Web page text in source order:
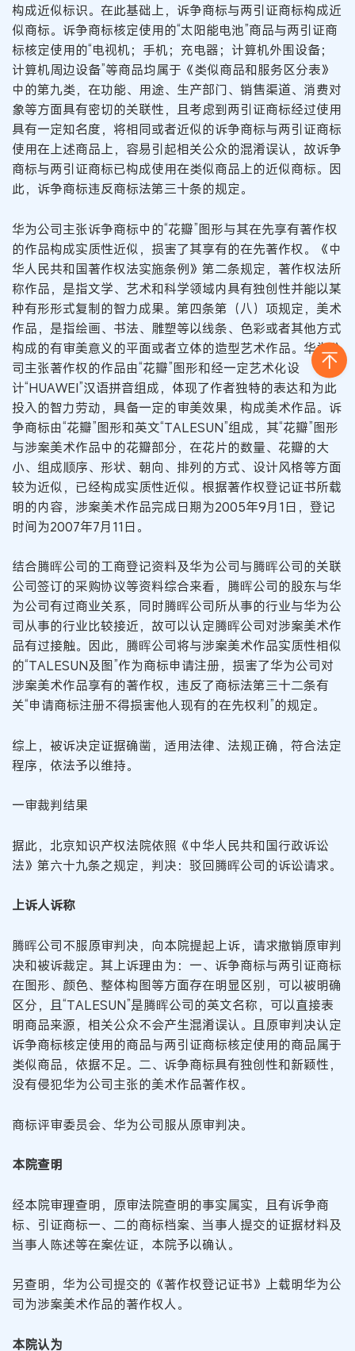
构成近似标识。在此基础上，诉争商标与两引证商标构成近
似商标。诉争商标核定使用的“太阳能电池”商品与两引证商
标核定使用的“电视机；手机；充电器；计算机外围设备；
计算机周边设备”等商品均属于《类似商品和服务区分表》
中的第九类，在功能、用途、生产部门、销售渠道、消费对
象等方面具有密切的关联性，且考虑到两引证商标经过使用
具有一定知名度，将相同或者近似的诉争商标与两引证商标
使用在上述商品上，容易引起相关公众的混淆误认，故诉争
商标与两引证商标已构成使用在类似商品上的近似商标。因
此，诉争商标违反商标法第三十条的规定。
华为公司主张诉争商标中的“花瓣”图形与其在先享有著作权
的作品构成实质性近似，损害了其享有的在先著作权。《中
华人民共和国著作权法实施条例》第二条规定，著作权法所
称作品，是指文学、艺术和科学领域内具有独创性并能以某
种有形形式复制的智力成果。第四条第（八）项规定，美术
作品，是指绘画、书法、雕塑等以线条、色彩或者其他方式
构成的有审美意义的平面或者立体的造型艺术作品。华为公
司主张著作权的作品由“花瓣”图形和经一定艺术化设
计“HUAWEI”汉语拼音组成，体现了作者独特的表达和为此
投入的智力劳动，具备一定的审美效果，构成美术作品。诉
争商标由“花瓣”图形和英文“TALESUN”组成，其“花瓣”图形
与涉案美术作品中的花瓣部分，在花片的数量、花瓣的大
小、组成顺序、形状、朝向、排列的方式、设计风格等方面
较为近似，已经构成实质性近似。根据著作权登记证书所载
明的内容，涉案美术作品完成日期为2005年9月1日，登记
时间为2007年7月11日。
结合腾晖公司的工商登记资料及华为公司与腾晖公司的关联
公司签订的采购协议等资料综合来看，腾晖公司的股东与华
为公司有过商业关系，同时腾晖公司所从事的行业与华为公
司从事的行业比较接近，故可以认定腾晖公司对涉案美术作
品有过接触。因此，腾晖公司将与涉案美术作品实质性相似
的“TALESUN及图”作为商标申请注册，损害了华为公司对
涉案美术作品享有的著作权，违反了商标法第三十二条有
关“申请商标注册不得损害他人现有的在先权利”的规定。
综上，被诉决定证据确凿，适用法律、法规正确，符合法定
程序，依法予以维持。
一审裁判结果
据此，北京知识产权法院依照《中华人民共和国行政诉讼
法》第六十九条之规定，判决：驳回腾晖公司的诉讼请求。
上诉人诉称
腾晖公司不服原审判决，向本院提起上诉，请求撤销原审判
决和被诉裁定。其上诉理由为：一、诉争商标与两引证商标
在图形、颜色、整体构图等方面存在明显区别，可以被明确
区分，且“TALESUN”是腾晖公司的英文名称，可以直接表
明商品来源，相关公众不会产生混淆误认。且原审判决认定
诉争商标核定使用的商品与两引证商标核定使用的商品属于
类似商品，依据不足。二、诉争商标具有独创性和新颖性，
没有侵犯华为公司主张的美术作品著作权。
商标评审委员会、华为公司服从原审判决。
本院查明
经本院审理查明，原审法院查明的事实属实，且有诉争商
标、引证商标一、二的商标档案、当事人提交的证据材料及
当事人陈述等在案佐证，本院予以确认。
另查明，华为公司提交的《著作权登记证书》上载明华为公
司为涉案美术作品的著作权人。
本院认为